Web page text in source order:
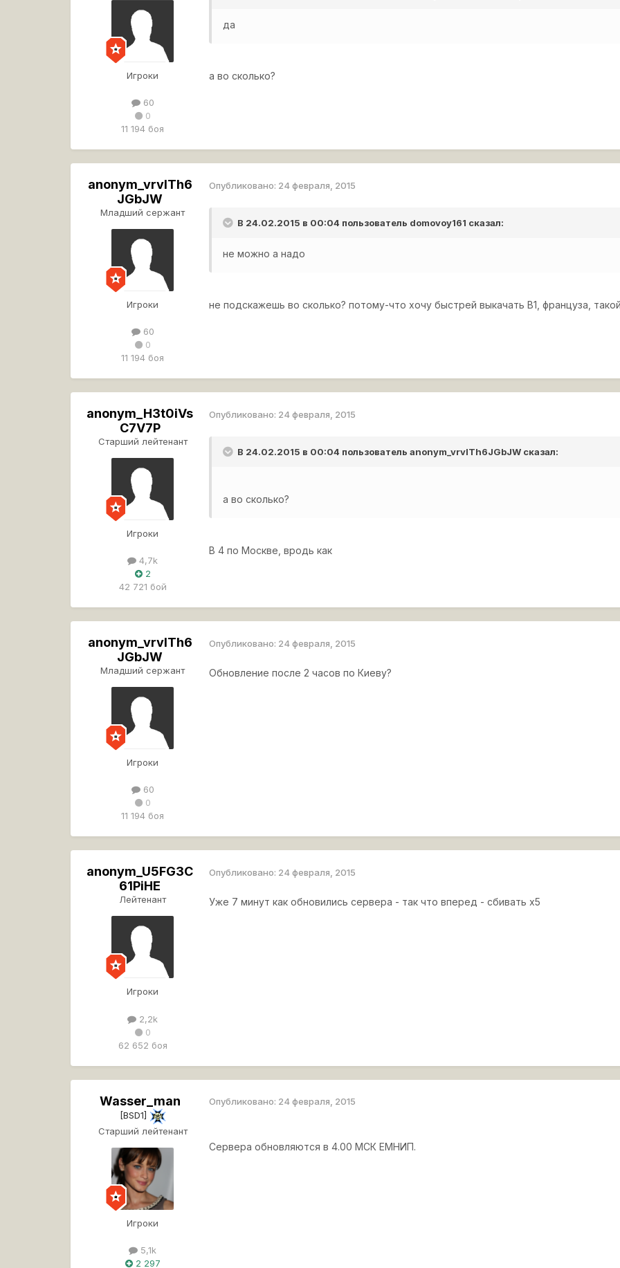
Игроки
60
0
11 194 боя
да
а во сколько?
anonym_vrvlTh6
JGbJW
Младший сержант
Игроки
60
0
11 194 боя
Опубликовано: 24 февраля, 2015
В 24.02.2015 в 00:04 пользователь domovoy161 сказал:
не можно а надо
не подскажешь во сколько? потому-что хочу быстрей выкачать В1, француза,
anonym_H3t0iVs
C7V7P
Старший лейтенант
Игроки
4,7k
2
42 721 бой
Опубликовано: 24 февраля, 2015
В 24.02.2015 в 00:04 пользовательanonym_vrvlTh6JGbJW сказал:
а во сколько?
В 4 по Москве, вродь как
anonym_vrvlTh6
JGbJW
Младший сержант
Игроки
60
0
11 194 боя
Опубликовано: 24 февраля, 2015
Обновление после 2 часов по Киеву?
anonym_U5FG3C
61PiHE
Лейтенант
Игроки
2,2k
0
62 652 боя
Опубликовано: 24 февраля, 2015
Уже 7 минут как обновились сервера - так что вперед - сбивать х5
Wasser_man
[BSD1]
Старший лейтенант
Игроки
5,1k
2 297
Опубликовано: 24 февраля, 2015
Сервера обновляются в 4.00 МСК ЕМНИП.